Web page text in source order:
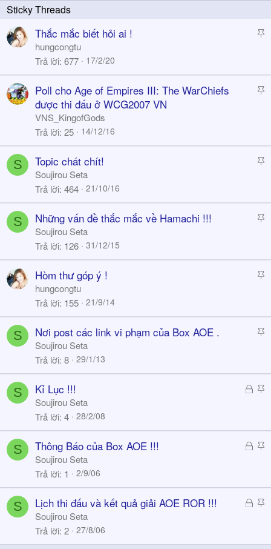
S
c
k
Thắc mắc biết hỏi ai !
hungcongtu
Trả lời 677 17/2/20
S
k
y
Poll cho Age of Empires III: The WarChiefs
được thi đấu ở WCG2007 VN
VNS_KingofGods
Trả lời 25 14/12/16
S
S
c
k
Topic chát chít!
Soujirou Seta
Trả lời 464 21/10/16
S
S
c
k
Những vấn đề thắc mắc về Hamachi !!!
Soujirou Seta
Trả lời 126 31/12/15
S
c
k
Hòm thư góp ý !
hungcongtu
Trả lời 155 21/9/14
S
S
c
k
Nơi post các link vi phạm của Box AOE .
Soujirou Seta
Trả lời 8 29/1/13
S
Đ
h
a
S
c
k
Kỉ Lục !!!
Soujirou Seta
Trả lời 4 28/2/08
S
Đ
h
a
S
c
k
Thông Báo của Box AOE !!!
Soujirou Seta
Trả lời 1 2/9/06
S
Đ
h
S
c
Lịch thi đấu và kết quả giải AOE ROR !!!
Soujirou Seta
Trả lời 2 27/8/06